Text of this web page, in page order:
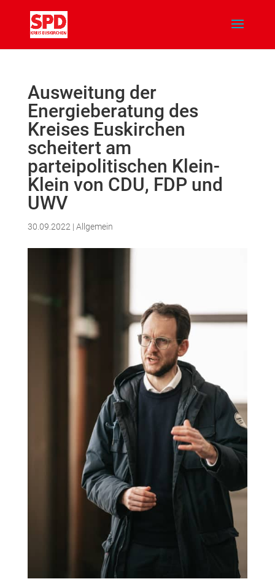
Ausweitung der
Energieberatung des
Kreises Euskirchen
scheitert am
parteipolitischen Klein-
Klein von CDU, FDP und
UWV
30.09.2022 | Allgemein